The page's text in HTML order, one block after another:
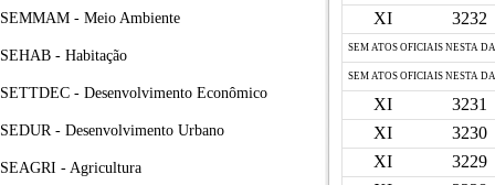
SEMMAM - Meio Ambiente
SEHAB - Habitação
SETTDEC - Desenvolvimento Econômico
SEDUR - Desenvolvimento Urbano
SEAGRI - Agricultura
XI
3232
SEM ATOS OFICIAIS NESTA
SEM ATOS OFICIAIS NESTA
XI
3231
XI
3230
XI
3229